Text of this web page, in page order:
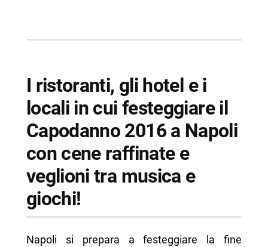
-- Living
-- Romeo Hotel
-- Tenuta Astroni
-- Royal Continental
-- Grand Hotel Parker’s
-- Scopri di più da Napolike.it
I ristoranti, gli hotel e i
locali in cui festeggiare il
Capodanno 2016 a Napoli
con cene raffinate e
veglioni tra musica e
giochi!
Napoli si prepara a festeggiare la fine